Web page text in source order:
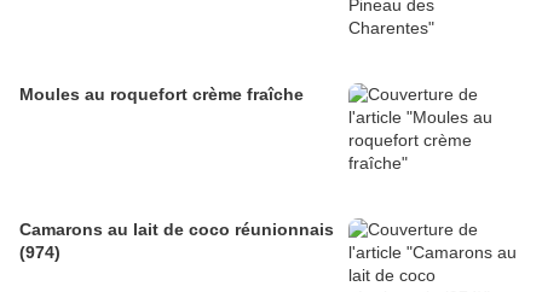
Moules au roquefort crème fraîche
Camarons au lait de coco réunionnais
(974)